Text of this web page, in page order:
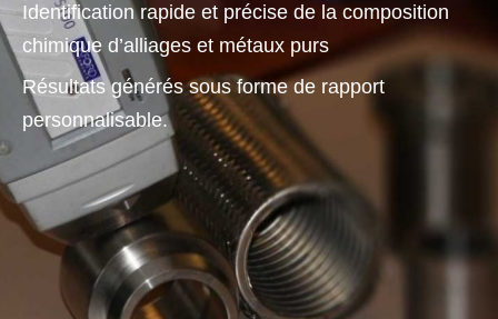
Identification rapide et précise de la composition
chimique d’alliages et métaux purs
Résultats générés sous forme de rapport
personnalisable.